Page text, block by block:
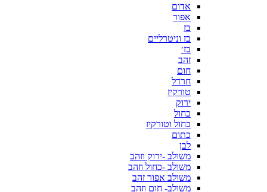
אדום
אפור
בז
בז וניטרליים
בז׳
זהב
חום
חרדל
טורקיז
ירוק
כחול
כחול וטורקיז
כתום
לבן
משולב -ירוק וזהב
משולב -כחול וזהב
משולב אפור זהב
משולב- חום וזהב